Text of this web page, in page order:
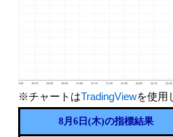
※チャートはTradingViewを使用
8月6日(木)の指標結果